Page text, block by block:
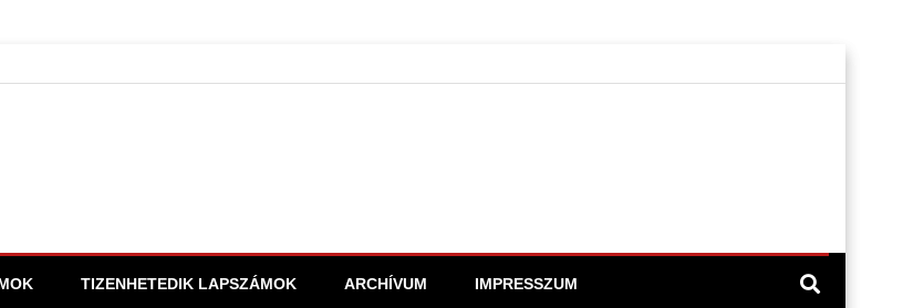
TIZENHETEDIK LAPSZÁMOK ARCHÍVUM IMPRESSZUM